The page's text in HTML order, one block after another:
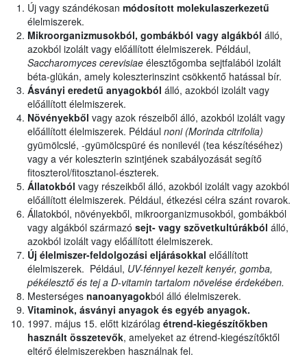
Új vagy szándékosan módosított molekulaszerkezetű
élelmiszerek.
Mikroorganizmusokból, gombákból vagy algákból álló,
azokból izolált vagy előállított élelmiszerek. Például,
Saccharomyces cerevisiae élesztőgomba sejtfalából izolált
béta-glükán, amely koleszterinszint csökkentő hatással bír.
Ásványi eredetű anyagokból álló, azokból izolált vagy
előállított élelmiszerek.
Növényekből vagy azok részeiből álló, azokból izolált vagy
előállított élelmiszerek. Például noni (Morinda citrifolia)
gyümölcslé, -gyümölcspüré és nonilevél (tea készítéséhez)
vagy a vér koleszterin szintjének szabályozását segítő
fitoszterol/fitosztanol-észterek.
Állatokból vagy részeikből álló, azokból izolált vagy azokból
előállított élelmiszerek. Például, étkezési célra szánt rovarok.
Állatokból, növényekből, mikroorganizmusokból, gombákból
vagy algákból származó sejt- vagy szövetkultúrákból álló,
azokból izolált vagy előállított élelmiszerek.
Új élelmiszer-feldolgozási eljárásokkal előállított
élelmiszerek. Például, UV-fénnyel kezelt kenyér, gomba,
pékélesztő és tej a D-vitamin tartalom növelése érdekében.
Mesterséges nanoanyagokból álló élelmiszerek.
Vitaminok, ásványi anyagok és egyéb anyagok.
1997. május 15. előtt kizárólag étrend-kiegészítőkben
használt összetevők, amelyeket az étrend-kiegészítőktől
eltérő élelmiszerekben használnak fel.